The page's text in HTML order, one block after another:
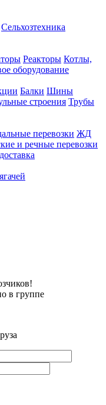
Сельхозтехника
Реакторы Котлы,
оборудование
Балки Шины
строения Трубы
перевозки ЖД
и речные перевозки
в группе